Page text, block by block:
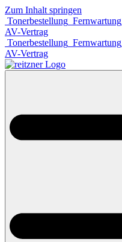
Zum Inhalt springen
Tonerbestellung Fernwartung
AV-Vertrag
Tonerbestellung Fernwartung
AV-Vertrag